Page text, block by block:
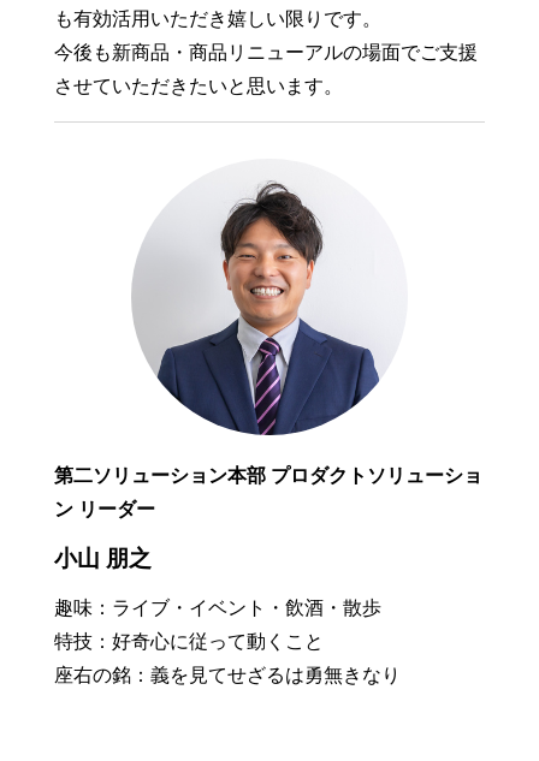
も有効活用いただき嬉しい限りです。
今後も新商品・商品リニューアルの場面でご支援
させていただきたいと思います。
第二ソリューション本部 プロダクトソリューショ
ン リーダー
小山 朋之
趣味：ライブ・イベント・飲酒・散歩
特技：好奇心に従って動くこと
座右の銘：義を見てせざるは勇無きなり